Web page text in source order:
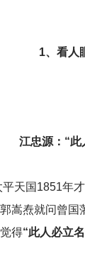
1、看人
江忠源：“此
天国1851年
嵩焘就问曾
得“此人必立